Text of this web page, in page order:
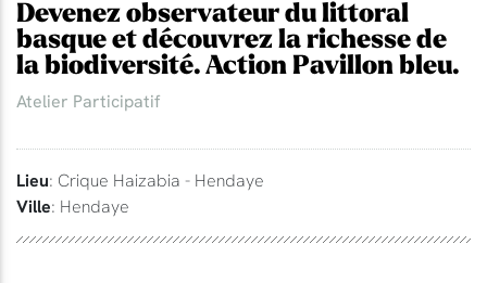
Devenez observateur du littoral
basque et découvrez la richesse de
la biodiversité. Action Pavillon bleu.
Atelier Participatif
Lieu: Crique Haizabia - Hendaye
Ville: Hendaye